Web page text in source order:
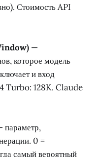
Стоимость API
—
которое модель
и вход
Turbo: 128K. Claude
параметр,
0 =
самый вероятный